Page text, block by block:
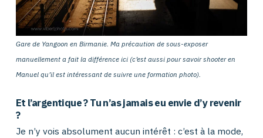
Gare de Yangoon en Birmanie. Ma précaution de sous-exposer
manuellement a fait la différence ici (c’est aussi pour savoir shooter en
Manuel qu’il est intéressant de suivre une formation photo).
Et l’argentique ? Tu n’as jamais eu envie d’y revenir
?
Je n’y vois absolument aucun intérêt : c’est à la mode,